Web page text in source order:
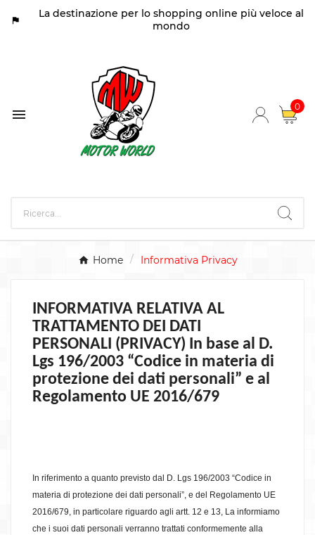
assistant_photo
La destinazione per lo shopping online più veloce al
mondo
 0
Home Informativa Privacy
INFORMATIVA RELATIVA AL
TRATTAMENTO DEI DATI
PERSONALI (PRIVACY) In base al D.
Lgs 196/2003 “Codice in materia di
protezione dei dati personali” e al
Regolamento UE 2016/679
In riferimento a quanto previsto dal D. Lgs 196/2003 “Codice in
materia di protezione dei dati personali”, e del Regolamento UE
2016/679, in particolare riguardo agli artt. 12 e 13, La informiamo
che i suoi dati personali verranno trattati conformemente alla